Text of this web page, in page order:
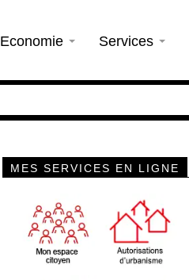
Economie Services
MES SERVICES EN LIGNE